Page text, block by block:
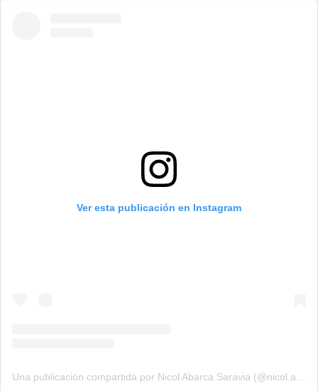
Ver esta publicación en Instagram
Una publicación compartida por Nicol Abarca Saravia (@nicol.abarca95)